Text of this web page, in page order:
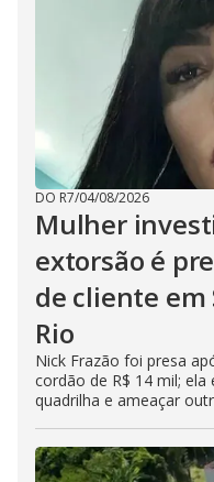
DO R7/04/08/2026
Mulher
extorsão é
de cliente em
Rio
Nick Frazão foi presa
cordão de R$ 14 mil;
quadrilha e ameaçar